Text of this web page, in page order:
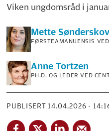
Viken ungdomsråd i
Mette Sønderskov
FØRSTEAMANUENSIS
Anne Tortzen
PH.D. OG LEDER VED
PUBLISERT 14.04.2026 -